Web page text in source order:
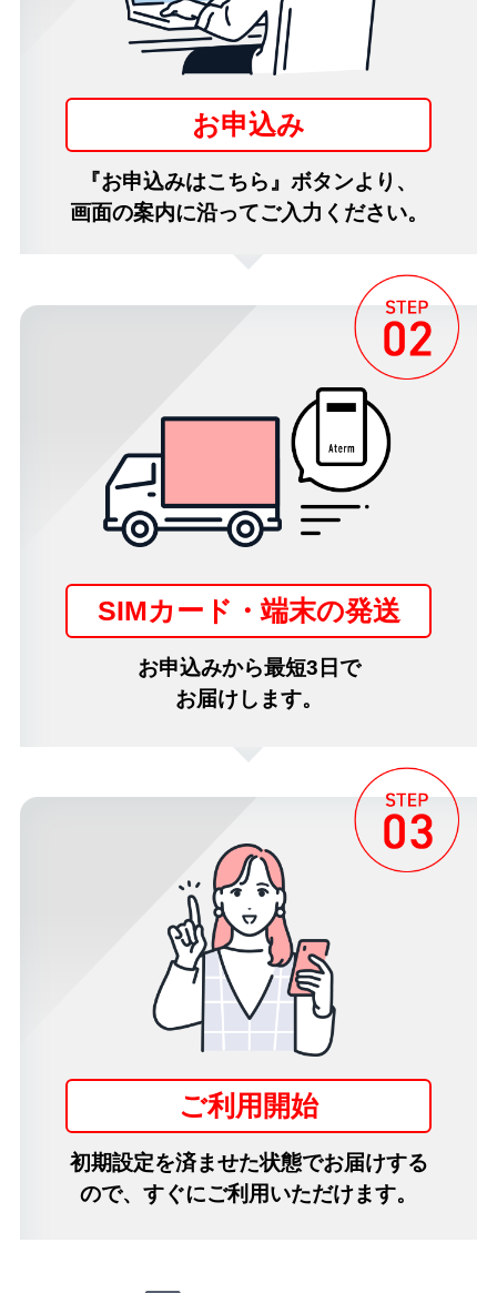
お申込み
『お申込みはこちら』ボタンより、
画面の案内に沿ってご入力ください。
SIMカード・端末の発送
お申込みから最短3日で
お届けします。
ご利用開始
初期設定を済ませた状態でお届けする
ので、すぐにご利用いただけます。